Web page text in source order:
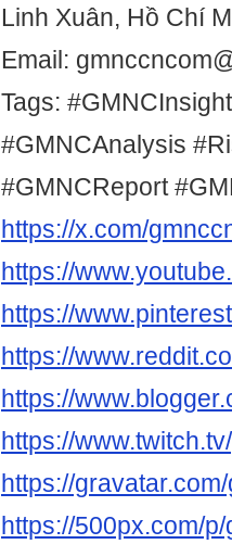
Linh Xuân, Hồ Chí
Email:
Tags:
#GMNCAnalysis
#GMNCReport
https://x.com/
https://
https://
https://
https://
https://
https://
https://500px.com/